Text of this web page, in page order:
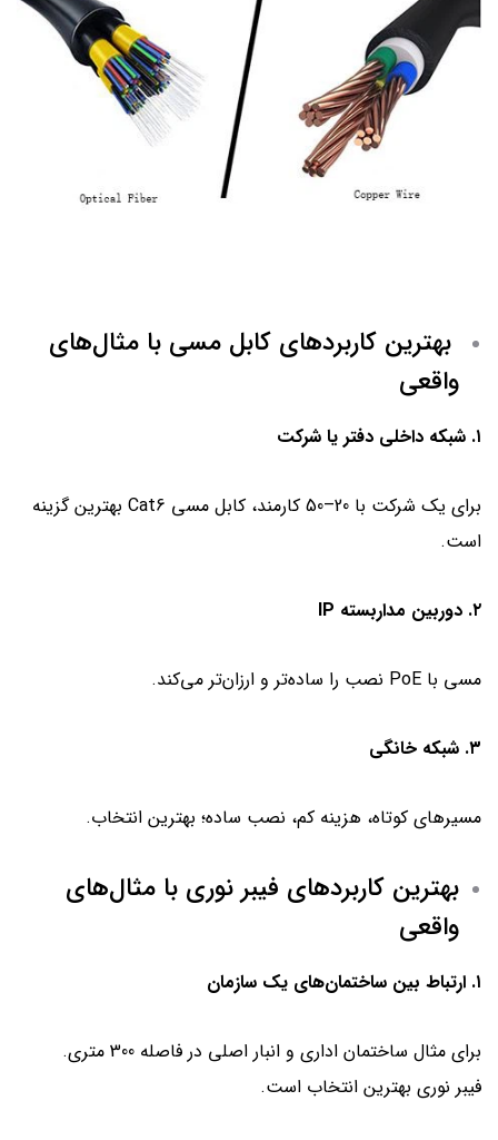
بهترین کاربردهای کابل مسی با مثال‌های
واقعی
۱. شبکه داخلی دفتر یا شرکت
برای یک شرکت با 20–50 کارمند، کابل مسی Cat6 بهترین گزینه
است.
۲. دوربین مداربسته IP
مسی با PoE نصب را ساده‌تر و ارزان‌تر می‌کند.
۳. شبکه خانگی
مسیرهای کوتاه، هزینه کم، نصب ساده؛ بهترین انتخاب.
بهترین کاربردهای فیبر نوری با مثال‌های
واقعی
۱. ارتباط بین ساختمان‌های یک سازمان
برای مثال ساختمان اداری و انبار اصلی در فاصله 300 متری.
فیبر نوری بهترین انتخاب است.